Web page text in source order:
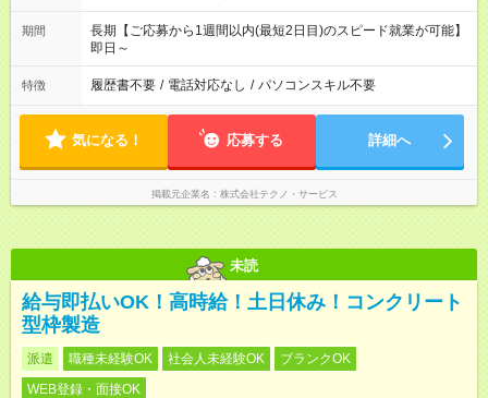
期間
長期【ご応募から1週間以内(最短2日目)のスピード就業が可能】
即日～
特徴 履歴書不要 / 電話対応なし / パソコンスキル不要
気になる！ 応募する 詳細へ
掲載元企業名 株式会社テクノ・サービス
未読
給与即払いOK！高時給！土日休み！コンクリート
型枠製造
派遣 職種未経験OK 社会人未経験OK
ブランクOK
WEB登録・面接OK